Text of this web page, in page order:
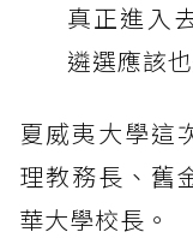
真正進入
遴選應該
夏威夷大學這
理教務長、舊
華大學校長。